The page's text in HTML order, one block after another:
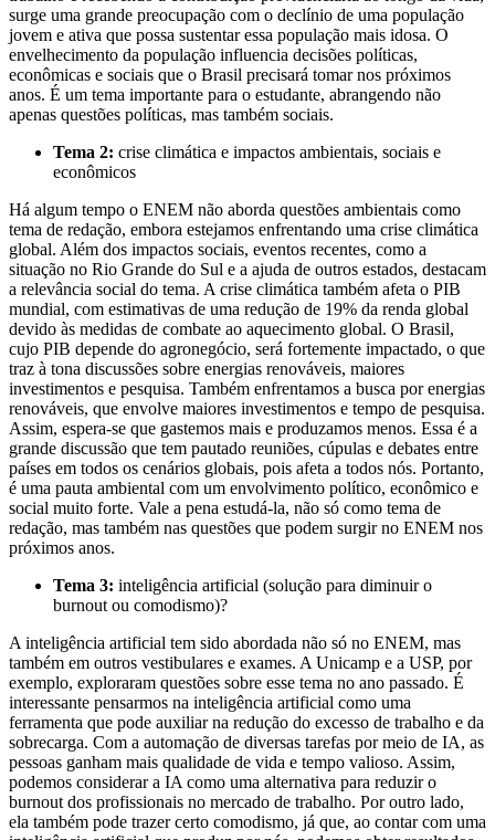
surge uma grande preocupação com o declínio de uma população
jovem e ativa que possa sustentar essa população mais idosa. O
envelhecimento da população influencia decisões políticas,
econômicas e sociais que o Brasil precisará tomar nos próximos
anos. É um tema importante para o estudante, abrangendo não
apenas questões políticas, mas também sociais.
Tema 2: crise climática e impactos ambientais, sociais e
econômicos
Há algum tempo o ENEM não aborda questões ambientais como
tema de redação, embora estejamos enfrentando uma crise climática
global. Além dos impactos sociais, eventos recentes, como a
situação no Rio Grande do Sul e a ajuda de outros estados, destacam
a relevância social do tema. A crise climática também afeta o PIB
mundial, com estimativas de uma redução de 19% da renda global
devido às medidas de combate ao aquecimento global. O Brasil,
cujo PIB depende do agronegócio, será fortemente impactado, o que
traz à tona discussões sobre energias renováveis, maiores
investimentos e pesquisa. Também enfrentamos a busca por energias
renováveis, que envolve maiores investimentos e tempo de pesquisa.
Assim, espera-se que gastemos mais e produzamos menos. Essa é a
grande discussão que tem pautado reuniões, cúpulas e debates entre
países em todos os cenários globais, pois afeta a todos nós. Portanto,
é uma pauta ambiental com um envolvimento político, econômico e
social muito forte. Vale a pena estudá-la, não só como tema de
redação, mas também nas questões que podem surgir no ENEM nos
próximos anos.
Tema 3: inteligência artificial (solução para diminuir o
burnout ou comodismo)?
A inteligência artificial tem sido abordada não só no ENEM, mas
também em outros vestibulares e exames. A Unicamp e a USP, por
exemplo, exploraram questões sobre esse tema no ano passado. É
interessante pensarmos na inteligência artificial como uma
ferramenta que pode auxiliar na redução do excesso de trabalho e da
sobrecarga. Com a automação de diversas tarefas por meio de IA, as
pessoas ganham mais qualidade de vida e tempo valioso. Assim,
podemos considerar a IA como uma alternativa para reduzir o
burnout dos profissionais no mercado de trabalho. Por outro lado,
ela também pode trazer certo comodismo, já que, ao contar com uma